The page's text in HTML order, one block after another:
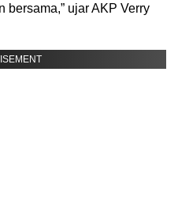
bersama,” ujar AKP Verry